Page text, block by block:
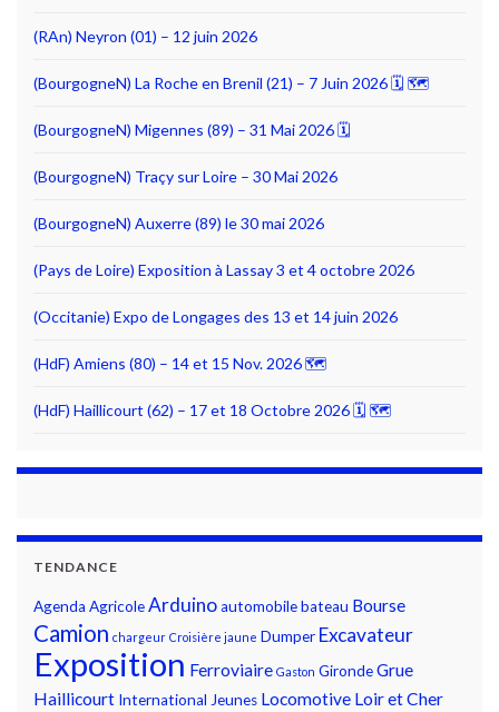
(RAn) Neyron (01) – 12 juin 2026
(BourgogneN) La Roche en Brenil (21) – 7 Juin 2026 🗓 🗺
(BourgogneN) Migennes (89) – 31 Mai 2026 🗓
(BourgogneN) Traçy sur Loire – 30 Mai 2026
(BourgogneN) Auxerre (89) le 30 mai 2026
(Pays de Loire) Exposition à Lassay 3 et 4 octobre 2026
(Occitanie) Expo de Longages des 13 et 14 juin 2026
(HdF) Amiens (80) – 14 et 15 Nov. 2026 🗺
(HdF) Haillicourt (62) – 17 et 18 Octobre 2026 🗓 🗺
TENDANCE
Agenda AgricoleArduinoautomobilebateau Bourse
Camion chargeur Croisière jaune Dumper Excavateur
Exposition Ferroviaire Gaston GirondeGrue
Haillicourt International Jeunes Locomotive Loir et Cher